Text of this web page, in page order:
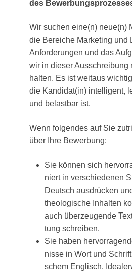
des
Wir suchen eine(n) neue(n)
die Berei­che Mar­ke­ting und
Anfor­de­run­gen und das
wir in die­ser Aus­schrei­bung
hal­ten. Es ist weit­aus
die Kandidat(in) intel­li­gent,
und belast­bar ist.
Wenn fol­gen­des auf Sie
über Ihre Bewerbung:
Sie kön­nen sich
niert in ver­schie­de­nen
Deutsch aus­drü­cken
theo­lo­gi­sche Inhal­ten
auch über­zeu­gen­de
tung schreiben.
Sie haben
nis­se in Wort und
schem Eng­lisch.